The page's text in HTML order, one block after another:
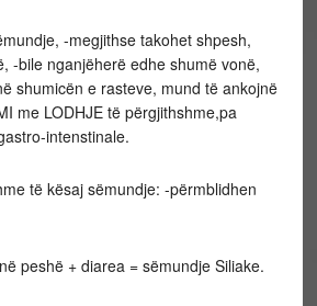
-megjithse takohet shpesh,
-bile nganjëherë edhe shumë vonë,
shumicën e rasteve, mund të ankojnë
me LODHJE të përgjithshme,pa
intenstinale.
të kësaj sëmundje: -përmblidhen
peshë + diarea = sëmundje Siliake.